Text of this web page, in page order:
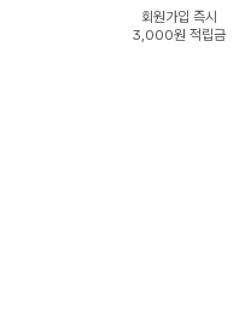
회원가입 즉시
3,000원 적립금